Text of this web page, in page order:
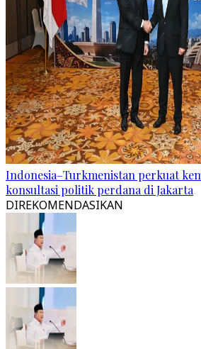
Indonesia–Turkmenistan perkuat
konsultasi politik perdana di Jakarta
DIREKOMENDASIKAN